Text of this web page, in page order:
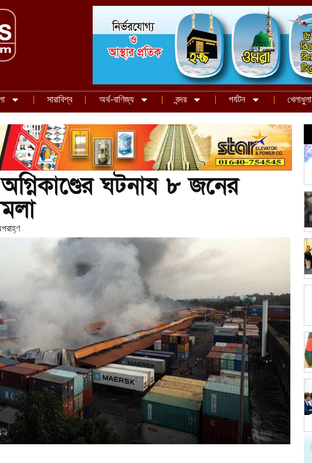
সারাবিশ্ব অর্থ-বাণিজ্য বন্দর পর্যটন খেলাধুলা
ঘটনায ৮ জনের